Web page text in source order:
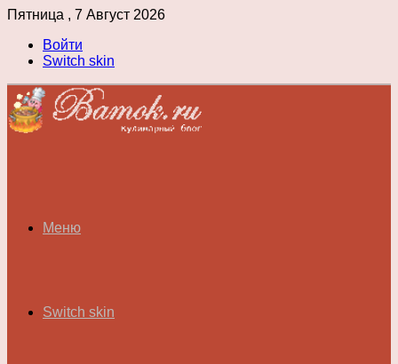
Пятница , 7 Август 2026
Войти
Switch skin
Меню
Switch skin